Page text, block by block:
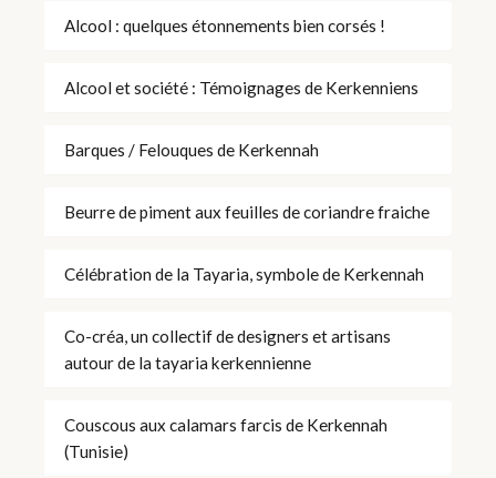
Alcool : quelques étonnements bien corsés !
Alcool et société : Témoignages de Kerkenniens
Barques / Felouques de Kerkennah
Beurre de piment aux feuilles de coriandre fraiche
Célébration de la Tayaria, symbole de Kerkennah
Co-créa, un collectif de designers et artisans
autour de la tayaria kerkennienne
Couscous aux calamars farcis de Kerkennah
(Tunisie)